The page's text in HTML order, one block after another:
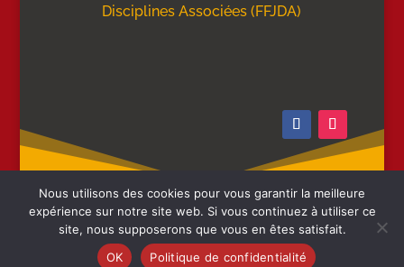
Disciplines Associées (FFJDA)
Nous utilisons des cookies pour vous garantir la meilleure
expérience sur notre site web. Si vous continuez à utiliser ce
site, nous supposerons que vous en êtes satisfait.
OK
Politique de confidentialité